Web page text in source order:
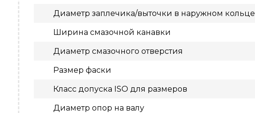
Диаметр заплечика/выточки в наружном кольце
Ширина смазочной канавки
Диаметр смазочного отверстия
Размер фаски
Класс допуска ISO для размеров
Диаметр опор на валу